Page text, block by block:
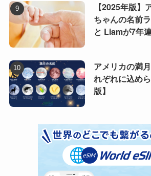
【2025年版】
ちゃんの名前
と Liamが7年
アメリカの満
れぞれに込め
版】